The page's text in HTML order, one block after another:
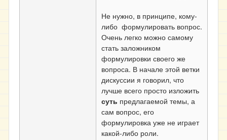
Не нужно, в принципе, кому-
либо формулировать вопрос.
Очень легко можно самому
стать заложником
формулировки своего же
вопроса. В начале этой ветки
дискуссии я говорил, что
лучше всего просто изложить
суть предлагаемой темы, а
сам вопрос, его
формулировка уже не играет
какой-либо роли.